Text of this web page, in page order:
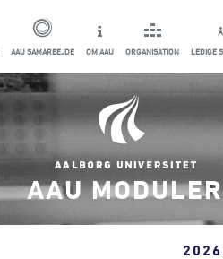
AAU SAMARBEJDE OM AAU ORGANISATION LEDIGE
AAU MODULER